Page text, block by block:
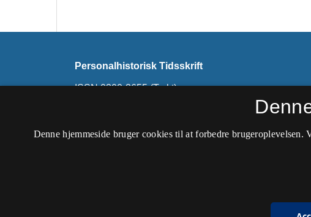
Personalhistorisk Tidsskrift
ISSN 0300-3655 (Trykt)
Samfundet for Dansk Genealogi og Personalhistorie.
Denne hjemmeside bruger cookies til at forbedre